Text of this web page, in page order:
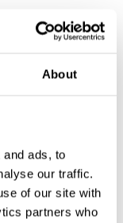
About
ads, to
our traffic.
of our site with
partners who